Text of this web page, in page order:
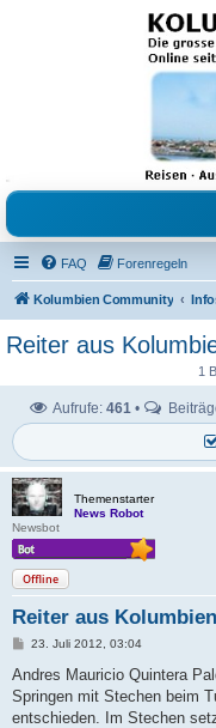
Kolumbienforum
grosse Forum der
Freunde
Reisen, Auswandern, Kultur,
Austausch, Erfahrungen und
FAQ Forenregeln
Kolumbien Community
Reiter aus
1
Aufrufe: 461 •
Themenstarter
News Robot
Newsbot
Offline
Reiter aus
B
i
r
a
23. Juli 2012, 03:04
Andres Mauricio Quintera
Springen mit Stechen beim
entschieden. Im Stechen